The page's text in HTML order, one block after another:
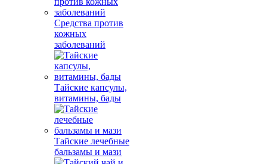
Средства против
кожных
заболеваний
Тайские капсулы,
витамины, бады
Тайские лечебные
бальзамы и мази